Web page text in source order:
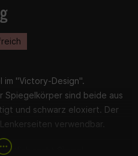
im "Victory-Design".
Spiegelkörper sind beide aus
und schwarz eloxiert. Der
verwendbar.
recht Simpel.